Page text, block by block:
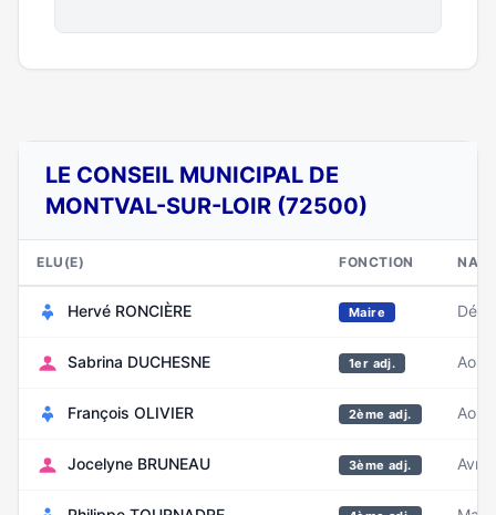
LE CONSEIL MUNICIPAL DE
MONTVAL-SUR-LOIR (72500)
ELU(E) FONCTION
Hervé RONCIÈRE Maire
Sabrina DUCHESNE 1er adj. Août
François OLIVIER 2ème adj. Août
Jocelyne BRUNEAU 3ème adj. Avril